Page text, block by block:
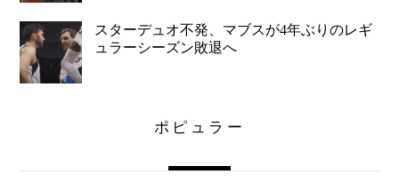
スターデュオ不発、マブスが4年ぶりのレギ
ュラーシーズン敗退へ
ポピュラー